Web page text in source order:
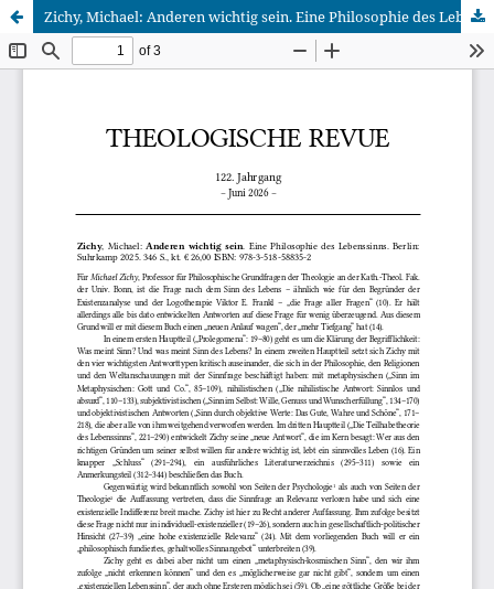
Zichy, Michael: Anderen wichtig sein. Eine Philosophie des Lebenssinns